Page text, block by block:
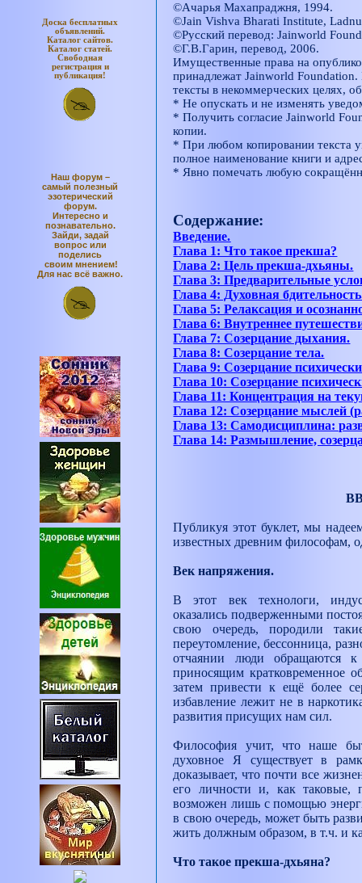
Доска бесплатных
объявлений.
Каталог сайтов.
Каталог статей.
Свободная
регистрация и
публикация!
Наш форум –
самый полезный
эзотерический
форум.
Интересно и
познавательно.
Зайди, задай
вопрос или
поделись
своим мнением!
Для нас всё важно.
©Ачарья Махапраджня, 1994.
©Jain Vishva Bharati Institute,
©Русский перевод:Jainworld
©Г.В.Гарин, перевод, 2006.
Имущественные права на
принадлежат Jainworld Foundation.
тексты в некоммерческих целях,
* Не опускать и не изменять
* Получить согласие Jainworld
копии.
* При любом копировании текста
полное наименование книги и
* Явно помечать любую
Содержание:
Введение.
Глава 1: Что такое прекша?
Глава 2: Цель прекша-дхьяны.
Глава 3: Предварительные
Глава 4: Духовная
Глава 5: Релаксация и
Глава 6: Внутреннее
Глава 7: Созерцание дыхания.
Глава 8: Созерцание тела.
Глава 9: Созерцание
Глава 10: Созерцание
Глава 11: Концентрация на
Глава 12: Созерцание мыслей
Глава 13: Самодисциплина:
Глава 14: Размышление,
Публикуя этот буклет, мы
известных древним философам,
Век напряжения.
В этот век технологи,
оказались подверженными
свою очередь, породили
переутомление, бессонница,
отчаянии люди обращаются
приносящим кратковременное
затем привести к ещё более
избавление лежит не в
развития присущих нам сил.
Философия учит, что наше
духовное Я существует в
доказывает, что почти все
его личности и, как таковые,
возможен лишь с помощью
в свою очередь, может быть
жить должным образом, в т.ч. и
Что такое прекша-дхьяна?